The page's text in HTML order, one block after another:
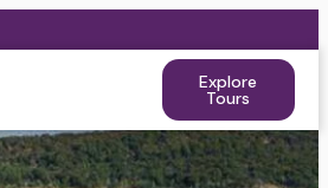
Explore
Tours